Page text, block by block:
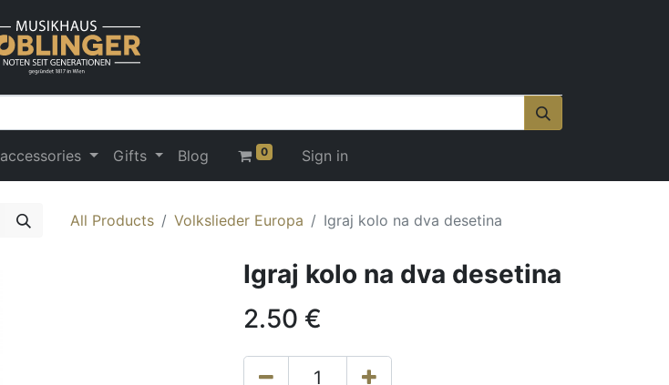
accessories Gifts Blog 0 Sign in
All Products Volkslieder Europa Igraj kolo na dva desetina
Igraj kolo na dva desetina
2.50 €